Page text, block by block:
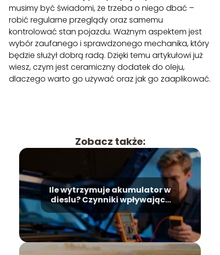
musimy być świadomi, że trzeba o niego dbać –
robić regularne przeglądy oraz samemu
kontrolować stan pojazdu. Ważnym aspektem jest
wybór zaufanego i sprawdzonego mechanika, który
będzie służył dobrą radą. Dzięki temu artykułowi już
wiesz, czym jest ceramiczny dodatek do oleju,
dlaczego warto go używać oraz jak go zaaplikować.
Zobacz także:
Ile wytrzymuje akumulator w
dieslu? Czynniki wpływające
na żywotność